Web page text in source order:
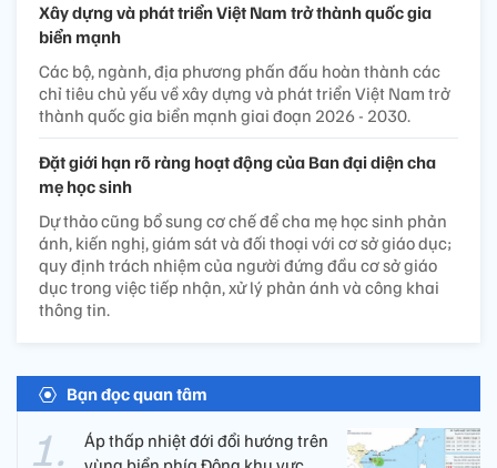
Xây dựng và phát triển Việt Nam trở thành quốc gia
biển mạnh
Các bộ, ngành, địa phương phấn đấu hoàn thành các
chỉ tiêu chủ yếu về xây dựng và phát triển Việt Nam trở
thành quốc gia biển mạnh giai đoạn 2026 - 2030.
Đặt giới hạn rõ ràng hoạt động của Ban đại diện cha
mẹ học sinh
Dự thảo cũng bổ sung cơ chế để cha mẹ học sinh phản
ánh, kiến nghị, giám sát và đối thoại với cơ sở giáo dục;
quy định trách nhiệm của người đứng đầu cơ sở giáo
dục trong việc tiếp nhận, xử lý phản ánh và công khai
thông tin.
Bạn đọc quan tâm
Áp thấp nhiệt đới đổi hướng trên